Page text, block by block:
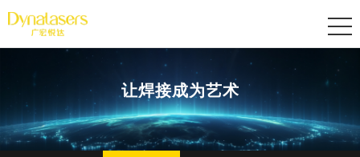
让焊接成为艺术